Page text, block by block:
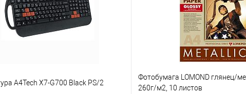
A4Tech X7-G700 Black PS/2
Фотобумага LOMOND глянец/
260г/м2, 10 листов